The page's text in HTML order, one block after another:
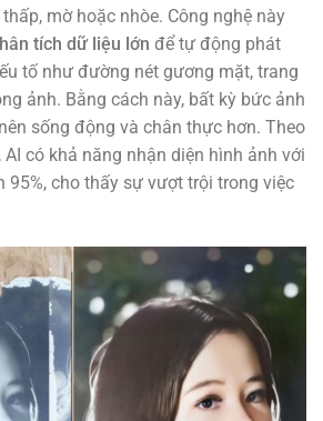
mờ hoặc nhòe. Công nghệ này
tích dữ liệu lớn để tự động phát
tố như đường nét gương mặt, trang
ảnh. Bằng cách này, bất kỳ bức ảnh
sống động và chân thực hơn. Theo
có khả năng nhận diện hình ảnh với
95%, cho thấy sự vượt trội trong việc